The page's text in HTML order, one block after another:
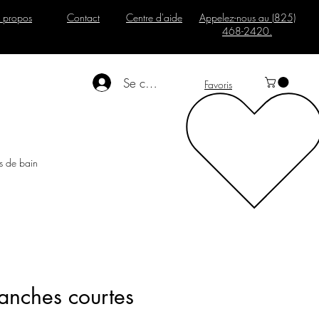
propos Contact Centre d'aide
Appelez-nous au (825)
468-2420.
Se connecter Favoris
de bain
courtes